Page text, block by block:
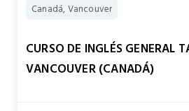
Canadá, Vancouver
CURSO DE INGLÉS GENERAL
VANCOUVER (CANADÁ)